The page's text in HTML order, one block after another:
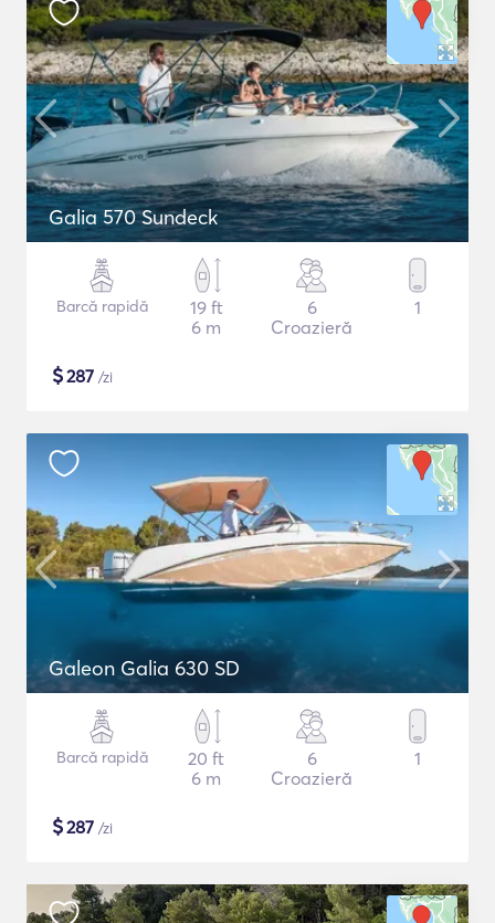
Galia 570 Sundeck
Barcă rapidă
19 ft
6 m
6
Croazieră
1
$287 /zi
Galeon Galia 630 SD
Barcă rapidă
20 ft
6 m
6
Croazieră
1
$287 /zi